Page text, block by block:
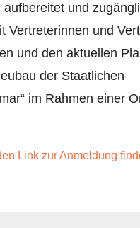
und
Vertreterinnen und
und den aktuellen
der Staatlichen
im Rahmen einer
Link zur Anmeldung